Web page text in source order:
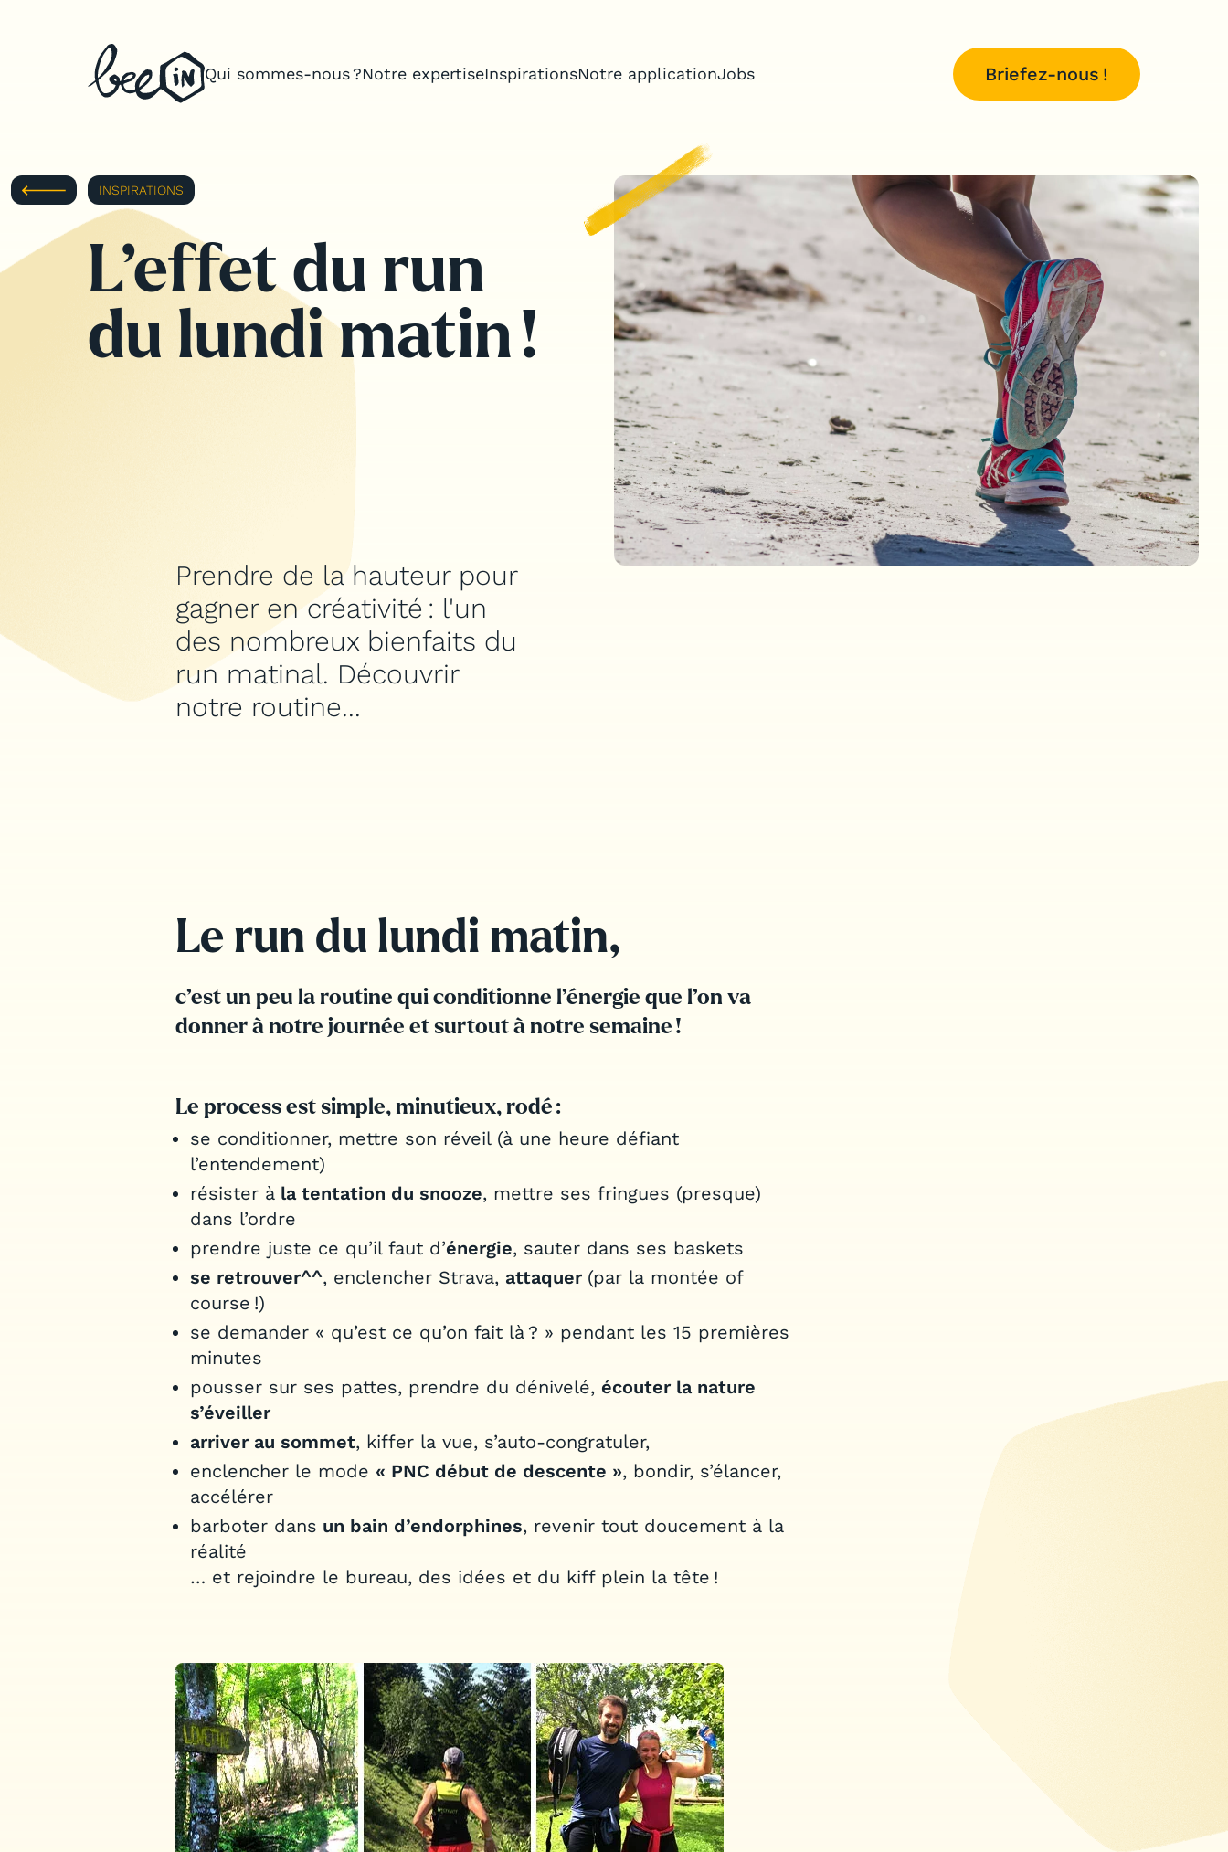
Qui sommes-nous ?
Teams building sur mesure
Organisation de séminaires d’entreprise
Organisation d’offsites & voyages incentive
Inspirations
Qui sommes-nous ?Notre expertiseInspirationsNotre applicationJobs Briefez-nous !
INSPIRATIONS
L’effet du run
du lundi matin !
Prendre de la hauteur pour
gagner en créativité : l'un
des nombreux bienfaits du
run matinal. Découvrir
notre routine...
Le run du lundi matin,
c’est un peu la routine qui conditionne l’énergie que l’on va
donner à notre journée et surtout à notre semaine !
Le process est simple, minutieux, rodé :
se conditionner, mettre son réveil (à une heure défiant
l’entendement)
résister à la tentation du snooze, mettre ses fringues (presque)
dans l’ordre
prendre juste ce qu’il faut d’énergie, sauter dans ses baskets
se retrouver^^, enclencher Strava, attaquer (par la montée of
course !)
se demander « qu’est ce qu’on fait là ? » pendant les 15 premières
minutes
pousser sur ses pattes, prendre du dénivelé, écouter la nature
s’éveiller
arriver au sommet, kiffer la vue, s’auto-congratuler,
enclencher le mode « PNC début de descente », bondir, s’élancer,
accélérer
barboter dans un bain d’endorphines, revenir tout doucement à la
réalité
… et rejoindre le bureau, des idées et du kiff plein la tête !